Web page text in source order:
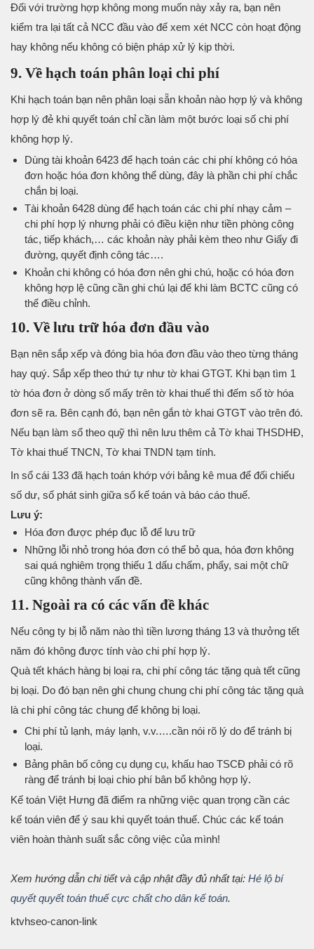
Đối với trường hợp không mong muốn này xảy ra, bạn nên
kiểm tra lại tất cả NCC đầu vào để xem xét NCC còn hoạt động
hay không nếu không có biện pháp xử lý kịp thời.
9. Về hạch toán phân loại chi phí
Khi hạch toán bạn nên phân loại sẵn khoản nào hợp lý và không
hợp lý đẻ khi quyết toán chỉ cần làm một bước loại số chi phí
không hợp lý.
Dùng tài khoản 6423 để hạch toán các chi phí không có hóa
đơn hoặc hóa đơn không thể dùng, đây là phần chi phí chắc
chắn bị loại.
Tài khoản 6428 dùng để hạch toán các chi phí nhạy cảm –
chi phí hợp lý nhưng phải có điều kiện như tiền phòng công
tác, tiếp khách,… các khoản này phải kèm theo như Giấy đi
đường, quyết định công tác….
Khoản chi không có hóa đơn nên ghi chú, hoặc có hóa đơn
không hợp lệ cũng cần ghi chú lại để khi làm BCTC cũng có
thể điều chỉnh.
10. Về lưu trữ hóa đơn đầu vào
Bạn nên sắp xếp và đóng bìa hóa đơn đầu vào theo từng tháng
hay quý. Sắp xếp theo thứ tự như tờ khai GTGT. Khi bạn tìm 1
tờ hóa đơn ở dòng số mấy trên tờ khai thuế thì đếm số tờ hóa
đơn sẽ ra. Bên cạnh đó, bạn nên gắn tờ khai GTGT vào trên đó.
Nếu bạn làm sổ theo quỹ thì nên lưu thêm cả Tờ khai THSDHĐ,
Tờ khai thuế TNCN, Tờ khai TNDN tạm tính.
In sổ cái 133 đã hạch toán khớp với bảng kê mua để đối chiếu
số dư, số phát sinh giữa sổ kế toán và báo cáo thuế.
Lưu ý:
Hóa đơn được phép đục lỗ để lưu trữ
Những lỗi nhỏ trong hóa đơn có thể bỏ qua, hóa đơn không
sai quá nghiêm trọng thiếu 1 dấu chấm, phẩy, sai một chữ
cũng không thành vấn đề.
11. Ngoài ra có các vấn đề khác
Nếu công ty bị lỗ năm nào thì tiền lương tháng 13 và thưởng tết
năm đó không được tính vào chi phí hợp lý.
Quà tết khách hàng bị loại ra, chi phí công tác tặng quà tết cũng
bị loại. Do đó bạn nên ghi chung chung chi phí công tác tặng quà
là chi phí công tác chung để không bị loại.
Chi phí tủ lạnh, máy lạnh, v.v.….cần nói rõ lý do để tránh bị
loại.
Bảng phân bố công cụ dụng cụ, khấu hao TSCĐ phải có rõ
ràng để tránh bị loại chio phí bân bổ không hợp lý.
Kế toán Việt Hưng đã điểm ra những việc quan trọng cần các
kế toán viên để ý sau khi quyết toán thuế. Chúc các kế toán
viên hoàn thành suất sắc công việc của mình!
Xem hướng dẫn chi tiết và cập nhật đầy đủ nhất tại: Hé lộ bí
quyết quyết toán thuế cực chất cho dân kế toán.
ktvhseo-canon-link